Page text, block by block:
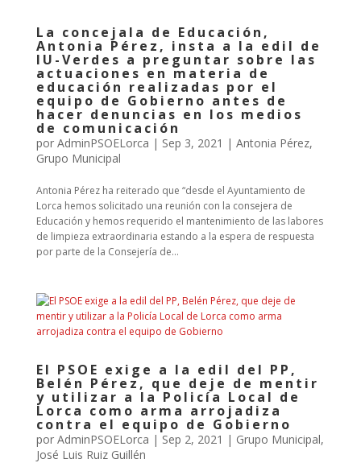
La concejala de Educación,
Antonia Pérez, insta a la edil de
IU-Verdes a preguntar sobre las
actuaciones en materia de
educación realizadas por el
equipo de Gobierno antes de
hacer denuncias en los medios
de comunicación
por AdminPSOELorca | Sep 3, 2021 | Antonia Pérez,
Grupo Municipal
Antonia Pérez ha reiterado que “desde el Ayuntamiento de
Lorca hemos solicitado una reunión con la consejera de
Educación y hemos requerido el mantenimiento de las labores
de limpieza extraordinaria estando a la espera de respuesta
por parte de la Consejería de...
El PSOE exige a la edil del PP,
Belén Pérez, que deje de mentir
y utilizar a la Policía Local de
Lorca como arma arrojadiza
contra el equipo de Gobierno
por AdminPSOELorca | Sep 2, 2021 | Grupo Municipal,
José Luis Ruiz Guillén